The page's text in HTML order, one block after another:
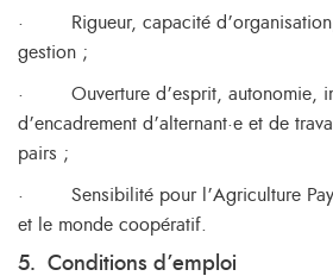
·
Rigueur, capacité
gestion ;
· Ouverture d’esprit, autonomie,
d’encadrement d’alternant·e et de
pairs ;
· Sensibilité pour l’Agriculture
et le monde coopératif.
5. Conditions d’emploi